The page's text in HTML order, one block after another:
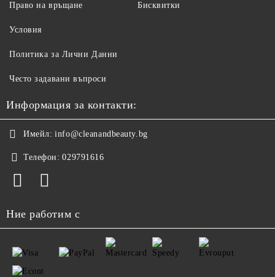
Право на връщане
Условия
Политика за Лични Данни
Често задавани въпроси
Бисквитки
Информация за контакти:
Имейл: info@cleanandbeauty.bg
Телефон: 029791616
Ние работим с